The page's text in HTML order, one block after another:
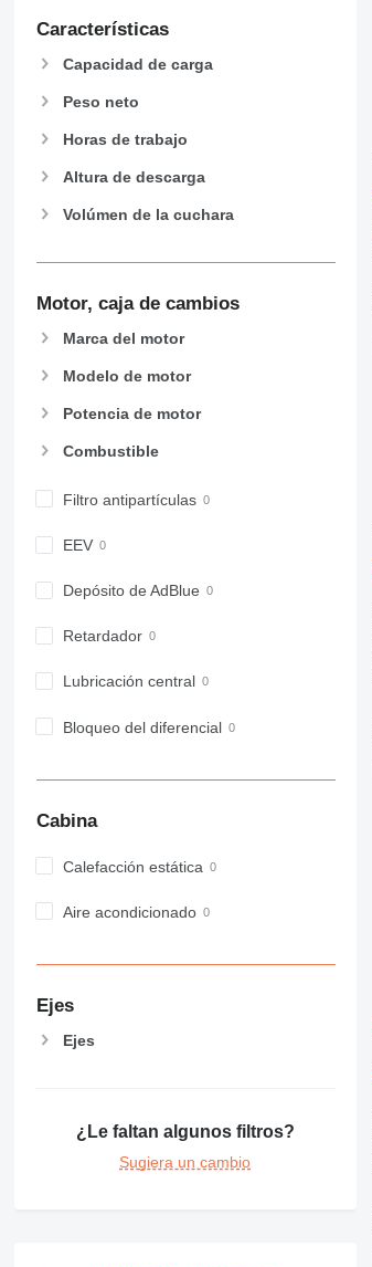
992
D series
GC
Características
Capacidad de carga
Peso neto
Horas de trabajo
Altura de descarga
Volúmen de la cuchara
Motor, caja de cambios
Marca del motor
Modelo de motor
Potencia de motor
Combustible
Filtro antipartículas
EEV
Depósito de AdBlue
Retardador
Lubricación central
Bloqueo del diferencial
Cabina
Calefacción estática
Aire acondicionado
Ejes
Ejes
¿Le faltan algunos filtros?
Sugiera un cambio